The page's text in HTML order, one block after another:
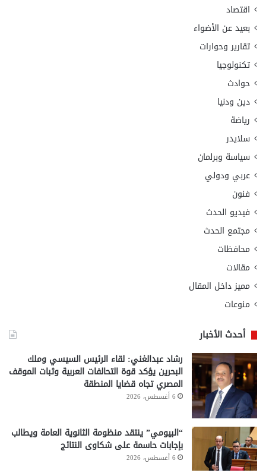
اقتصاد
بعيد عن الأضواء
تقارير وحوارات
تكنولوجيا
حوادث
دين ودنيا
رياضة
سلايدر
سياسة وبرلمان
عربي ودولي
فنون
فيديو الحدث
مجتمع الحدث
محافظات
مقالات
مميز داخل المقال
منوعات
أحدث الأخبار
رشاد عبدالغني: لقاء الرئيس السيسي وملك
البحرين يؤكد قوة التحالفات العربية وثبات الموقف
المصري تجاه قضايا المنطقة
6 أغسطس، 2026
“البيومي” ينتقد منظومة الثانوية العامة ويطالب
بإجابات حاسمة على شكاوى النتائج
6 أغسطس، 2026